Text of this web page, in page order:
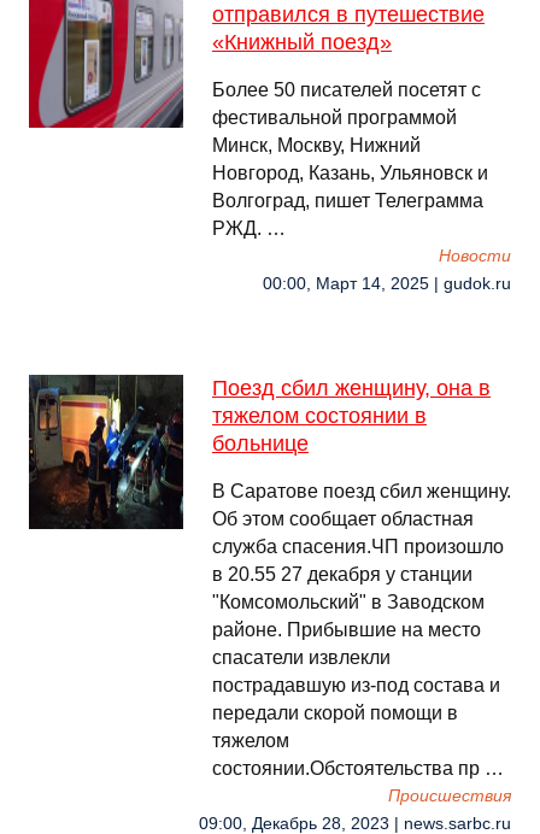
отправился в путешествие
«Книжный поезд»
Более 50 писателей посетят с
фестивальной программой
Минск, Москву, Нижний
Новгород, Казань, Ульяновск и
Волгоград, пишет Телеграмма
РЖД. …
Новости
00:00, Март 14, 2025 | gudok.ru
Поезд сбил женщину, она в
тяжелом состоянии в
больнице
В Саратове поезд сбил женщину.
Об этом сообщает областная
служба спасения.ЧП произошло
в 20.55 27 декабря у станции
"Комсомольский" в Заводском
районе. Прибывшие на место
спасатели извлекли
пострадавшую из-под состава и
передали скорой помощи в
тяжелом
состоянии.Обстоятельства пр …
Происшествия
09:00, Декабрь 28, 2023 | news.sarbc.ru